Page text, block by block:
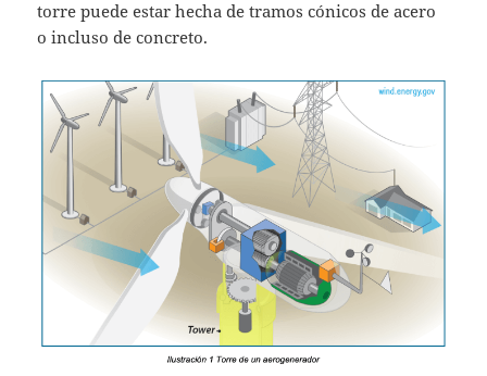
torre puede estar hecha de tramos cónicos de acero
o incluso de concreto.